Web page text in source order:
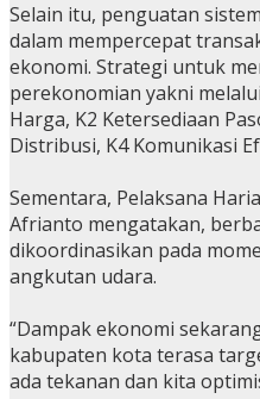
Selain itu, penguatan
dalam mempercepat
ekonomi. Strategi untuk
perekonomian yakni
Harga, K2 Ketersediaan
Distribusi, K4 Komunikasi
Sementara, Pelaksana
Afrianto mengatakan,
dikoordinasikan pada
angkutan udara.
“Dampak ekonomi
kabupaten kota terasa
ada tekanan dan kita